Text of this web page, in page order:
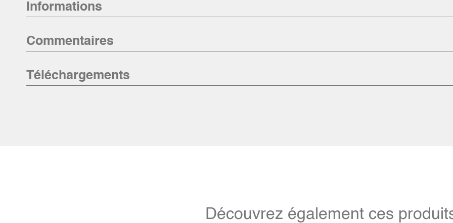
Informations
Commentaires
Téléchargements
Découvrez également ces